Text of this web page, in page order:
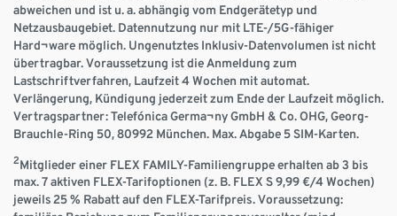
abweichen und ist u. a. abhängig vom Endgerätetyp und
Netzausbaugebiet. Datennutzung nur mit LTE-/5G-fähiger
Hard¬ware möglich. Ungenutztes Inklusiv-Datenvolumen ist nicht
übertragbar. Voraussetzung ist die Anmeldung zum
Lastschriftverfahren, Laufzeit 4 Wochen mit automat.
Verlängerung, Kündigung jederzeit zum Ende der Laufzeit möglich.
Vertragspartner: Telefónica Germa¬ny GmbH & Co. OHG, Georg-
Brauchle-Ring 50, 80992 München. Max. Abgabe 5 SIM-Karten.
2Mitglieder einer FLEX FAMILY-Familiengruppe erhalten ab 3 bis
max. 7 aktiven FLEX-Tarifoptionen (z. B. FLEX S 9,99 €/4 Wochen)
jeweils 25 % Rabatt auf den FLEX-Tarifpreis. Voraussetzung: